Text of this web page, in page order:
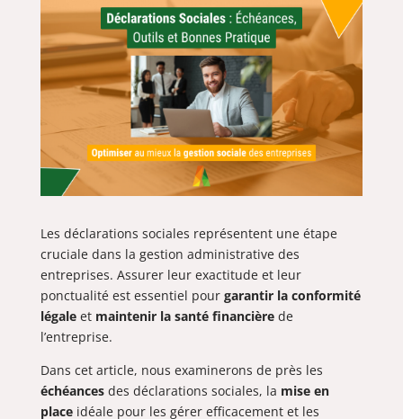
Les déclarations sociales représentent une étape
cruciale dans la gestion administrative des
entreprises. Assurer leur exactitude et leur
ponctualité est essentiel pour garantir la conformité
légaleet maintenir la santé financièrede
l’entreprise.
Dans cet article, nous examinerons de près les
échéances des déclarations sociales, la mise en
placeidéale pour les gérer efficacement et les